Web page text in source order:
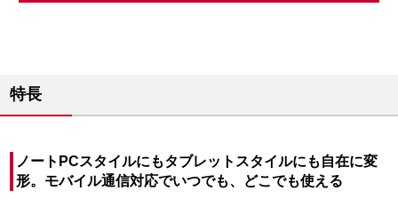
特長
ノートPCスタイルにもタブレットスタイルにも自在に変
形。モバイル通信対応でいつでも、どこでも使える